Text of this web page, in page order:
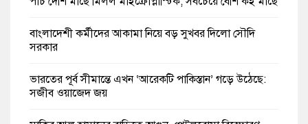
বাংলাদেশী কর্মীদের আকামা নিয়ে বড় সুখবর দিলো সৌদি
সরকার
ভারতের পূর্ব সীমান্তে এখন ‘আরেকটি পাকিস্তান’ গড়ে উঠেছে:
সজীব ওয়াজেদ জয়